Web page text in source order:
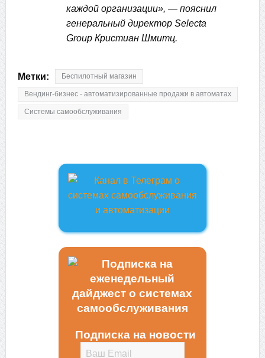
каждой организации», — пояснил
генеральный директор Selecta
Group Кристиан Шмитц.
Метки: Беспилотный магазин
Вендинг-бизнес - автоматизированные продажи в автоматах
Системы самообслуживания
Подписка на новости